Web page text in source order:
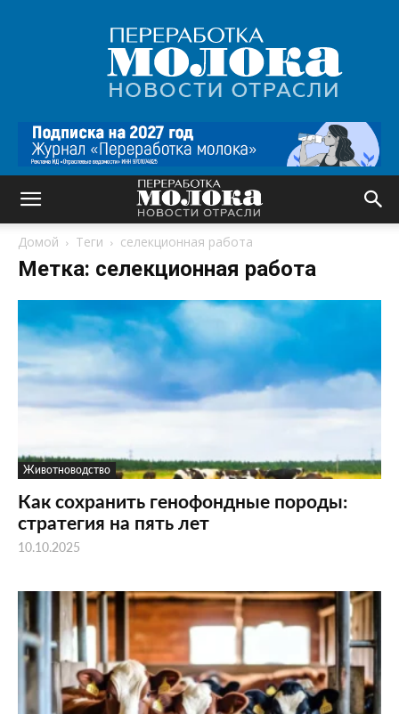
Переработка
молока
|
Новости
Домой Теги селекционная работа
Метка: селекционная работа
Животноводство
Как сохранить генофондные породы:
стратегия на пять лет
10.10.2025